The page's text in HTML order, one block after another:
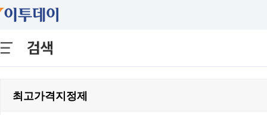
검색